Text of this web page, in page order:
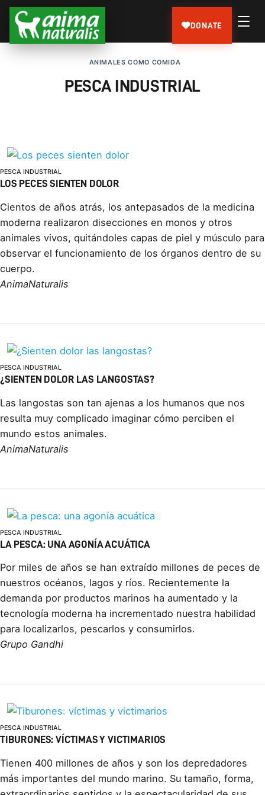
DONATE
ANIMALES COMO COMIDA
PESCA INDUSTRIAL
PESCA INDUSTRIAL
LOS PECES SIENTEN DOLOR
Cientos de años atrás, los antepasados de la medicina
moderna realizaron disecciones en monos y otros
animales vivos, quitándoles capas de piel y músculo para
observar el funcionamiento de los órganos dentro de su
cuerpo.
AnimaNaturalis
PESCA INDUSTRIAL
¿SIENTEN DOLOR LAS LANGOSTAS?
Las langostas son tan ajenas a los humanos que nos
resulta muy complicado imaginar cómo perciben el
mundo estos animales.
AnimaNaturalis
PESCA INDUSTRIAL
LA PESCA: UNA AGONÍ­A ACUÁTICA
Por miles de años se han extraí­do millones de peces de
nuestros océanos, lagos y rí­os. Recientemente la
demanda por productos marinos ha aumentado y la
tecnologí­a moderna ha incrementado nuestra habilidad
para localizarlos, pescarlos y consumirlos.
Grupo Gandhi
PESCA INDUSTRIAL
TIBURONES: VÍ­CTIMAS Y VICTIMARIOS
Tienen 400 millones de años y son los depredadores
más importantes del mundo marino. Su tamaño, forma,